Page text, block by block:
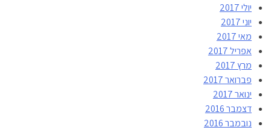
יולי 2017
יוני 2017
מאי 2017
אפריל 2017
מרץ 2017
פברואר 2017
ינואר 2017
דצמבר 2016
נובמבר 2016